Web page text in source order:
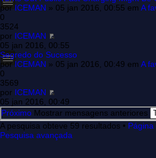
porICEMAN » 05 jan 2016, 00:55 em A
0
3524
por ICEMAN
05 jan 2016, 00:55
Segredo do Sucesso
porICEMAN » 05 jan 2016, 00:49 em A
0
3569
por ICEMAN
05 jan 2016, 00:49
Próximo Mostrar mensagens anteriores
A pesquisa obteve 59 resultados • Página
Pesquisa avançada